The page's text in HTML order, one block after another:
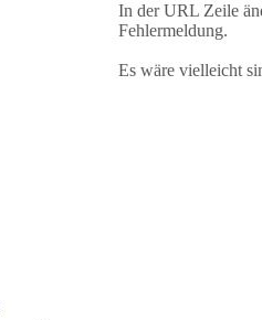
In der URL Zeile
Fehlermeldung.
Es wäre vielleicht